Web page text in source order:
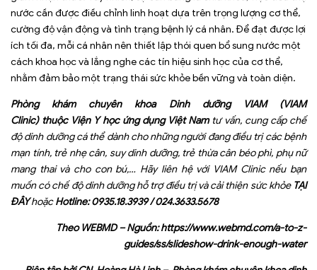
nước cần được điều chỉnh linh hoạt dựa trên trọng lượng cơ thể,
cường độ vận động và tình trạng bệnh lý cá nhân. Để đạt được lợi
ích tối đa, mỗi cá nhân nên thiết lập thói quen bổ sung nước một
cách khoa học và lắng nghe các tín hiệu sinh học của cơ thể,
nhằm đảm bảo một trạng thái sức khỏe bền vững và toàn diện.
Phòng khám chuyên khoa Dinh dưỡng VIAM (VIAM
Clinic) thuộc Viện Y học ứng dụng Việt Nam tư vấn, cung cấp chế
độ dinh dưỡng cá thể dành cho những người đang điều trị các bệnh
mạn tính, trẻ nhẹ cân, suy dinh dưỡng, trẻ thừa cân béo phì, phụ nữ
mang thai và cho con bú,… Hãy liên hệ với VIAM Clinic nếu bạn
muốn có chế độ dinh dưỡng hỗ trợ điều trị và cải thiện sức khỏe TẠI
ĐÂYhoặcHotline:0935.18.3939/024.3633.5678
Theo WEBMD –Nguồn: https://www.webmd.com/a-to-z-
guides/ss/slideshow-drink-enough-water